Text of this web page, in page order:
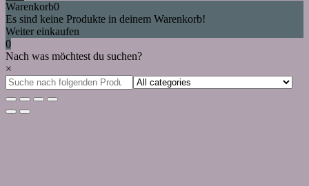
Warenkorb0
Es sind keine Produkte in deinem Warenkorb!
Weiter einkaufen
0
Nach was möchtest du suchen?
×